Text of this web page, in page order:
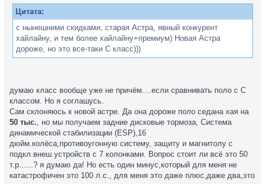
Цитата:
с нынешними скидками, старая Астра, явный конкурент
хайлайну, и тем более хайлайну+премиум) Новая Астра
дороже, но это все-таки С класс)))
думаю класс вообще уже не причём....если сравнивать поло с С
классом. Но я соглашусь.
Сам склоняюсь к новой астре. Да она дороже поло седана хая на
50 тыс., но мы получаем задние дисковые тормоза, Cистема
динамической стабилизации (ESP),16
дюйм.колёса,противоугонную систему, защиту и магнитолу с
подкл.внеш.устройств с 7 колонками. Вопрос стоит ли всё это 50
т.р......? я думаю да! Но есть один минус,который для меня не
катастрофичен это 100 л.с., для меня это даже плюс,даже два,это